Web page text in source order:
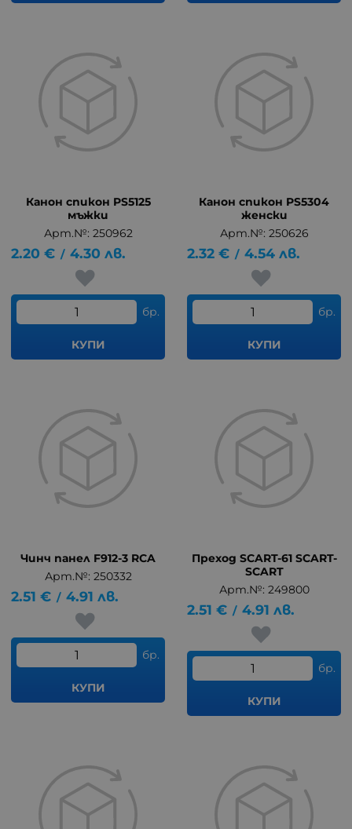
Канон спикон PS5125
мъжки
Арт.№: 250962
2.20 € / 4.30 лв.
бр.
КУПИ
Канон спикон PS5304
женски
Арт.№: 250626
2.32 € / 4.54 лв.
бр.
КУПИ
Чинч панел F912-3 RCA
Арт.№: 250332
2.51 € / 4.91 лв.
бр.
КУПИ
Преход SCART-61 SCART-
SCART
Арт.№: 249800
2.51 € / 4.91 лв.
бр.
КУПИ